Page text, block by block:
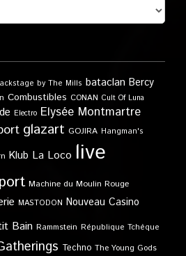
by The Mills bataclan Bercy
Combustibles CONAN Cult Of Luna
Electro Elysée Montmartre
glazart GOJIRA Hangman's
Klub La Loco live
Machine du Moulin Rouge
MASTODON Nouveau Casino
Bain Rammstein République Tchèque
Techno The Young Gods